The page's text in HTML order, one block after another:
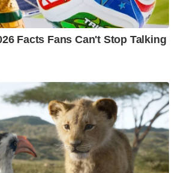
Facts Fans Can't Stop Talking